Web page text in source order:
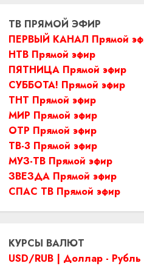
ТВ ПРЯМОЙ ЭФИР
ПЕРВЫЙ КАНАЛ Прямой
НТВ Прямой эфир
ПЯТНИЦА Прямой эфир
СУББОТА! Прямой эфир
ТНТ Прямой эфир
МИР Прямой эфир
ОТР Прямой эфир
ТВ-3 Прямой эфир
МУЗ-ТВ Прямой эфир
ЗВЕЗДА Прямой эфир
СПАС ТВ Прямой эфир
КУРСЫ ВАЛЮТ
USD/RUB | Доллар - Рубль